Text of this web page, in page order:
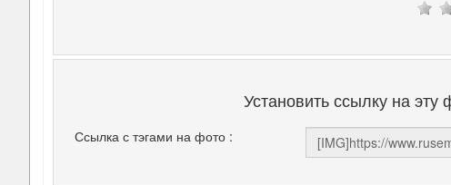
Установить ссылку на
Ссылка с тэгами на фото :